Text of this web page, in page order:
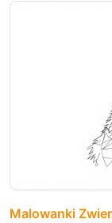
Malowanki